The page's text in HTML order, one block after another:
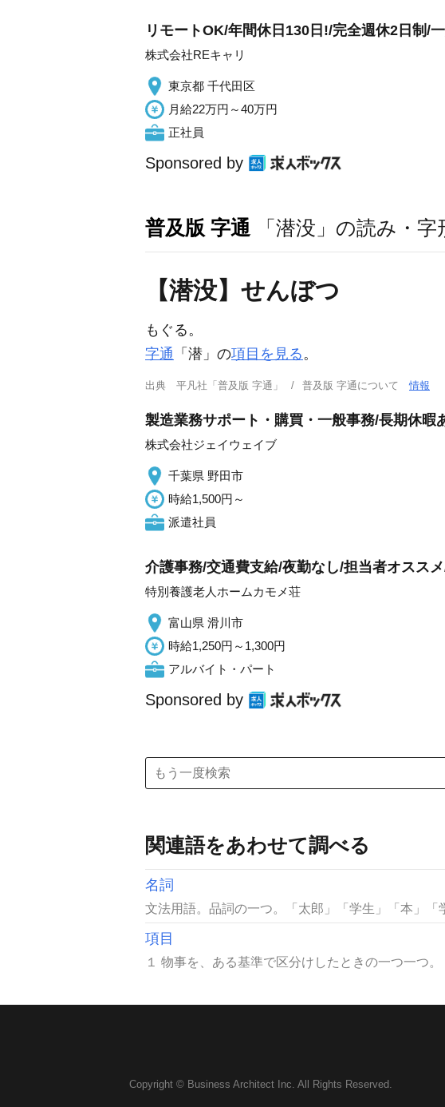
リモートOK/年間休日130日!/完全週休2日制/
株式会社REキャリ
東京都 千代田区
月給22万円～40万円
正社員
Sponsored by
普及版 字通 「潜没」の読み・
【潜没】せんぼつ
もぐる。
字通 「潜」の項目を見る。
出典 平凡社「普及版 字通」 普及版 字通について情報
製造業務サポート・購買・一般事務/長期休暇
株式会社ジェイウェイブ
千葉県 野田市
時給1,500円～
派遣社員
介護事務/交通費支給/夜勤なし/担当者オスス
特別養護老人ホームカモメ荘
富山県 滑川市
時給1,250円～1,300円
アルバイト・パート
Sponsored by
関連語をあわせて調べる
名詞
文法用語。品詞の一つ。「太郎」「学生」「本」
項目
１ 物事を、ある基準で区分けしたときの一つ一つ
Copyright © Business Architect Inc. All Rights Reserved.